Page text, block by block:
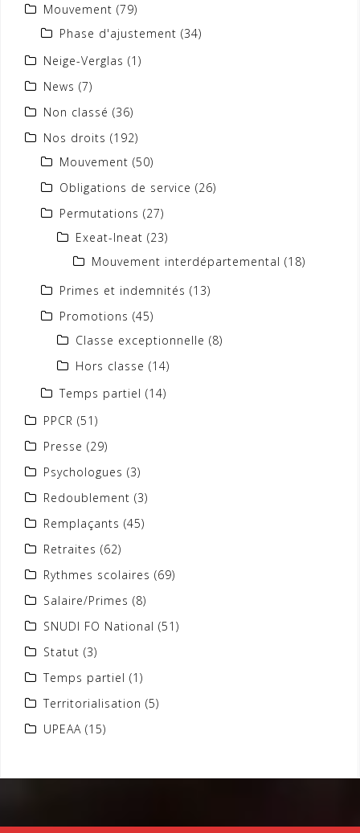
Mouvement (79)
Phase d'ajustement (34)
Neige-Verglas (1)
News (7)
Non classé (36)
Nos droits (192)
Mouvement (50)
Obligations de service (26)
Permutations (27)
Exeat-Ineat (23)
Mouvement interdépartemental (18)
Primes et indemnités (13)
Promotions (45)
Classe exceptionnelle (8)
Hors classe (14)
Temps partiel (14)
PPCR (51)
Presse (29)
Psychologues (3)
Redoublement (3)
Remplaçants (45)
Retraites (62)
Rythmes scolaires (69)
Salaire/Primes (8)
SNUDI FO National (51)
Statut (3)
Temps partiel (1)
Territorialisation (5)
UPEAA (15)